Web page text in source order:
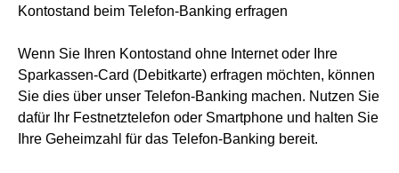
Kontostand beim Telefon-Banking erfragen
Wenn Sie Ihren Kontostand ohne Internet oder Ihre
Sparkassen-Card (Debitkarte) erfragen möchten, können
Sie dies über unser Telefon-Banking machen. Nutzen Sie
dafür Ihr Festnetztelefon oder Smartphone und halten Sie
Ihre Geheimzahl für das Telefon-Banking bereit.